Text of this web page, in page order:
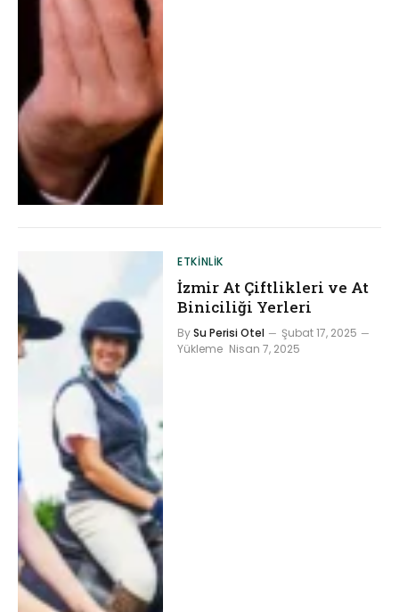
ETKINLIK
İzmir At Çiftlikleri ve At
Biniciliği Yerleri
BySu Perisi Otel
Şubat 17, 2025
Yükleme Nisan 7, 2025